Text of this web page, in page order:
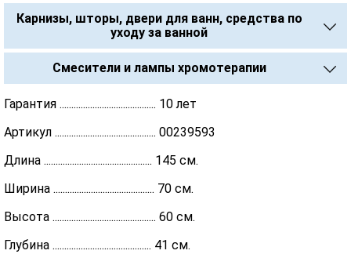
Карнизы, шторы, двери для ванн, средства по
уходу за ванной
Смесители и лампы хромотерапии
Гарантия ......................................... 10 лет
Артикул ........................................... 00239593
Длина .............................................. 145 см.
Ширина ........................................... 70 см.
Высота ............................................ 60 см.
Глубина .......................................... 41 см.